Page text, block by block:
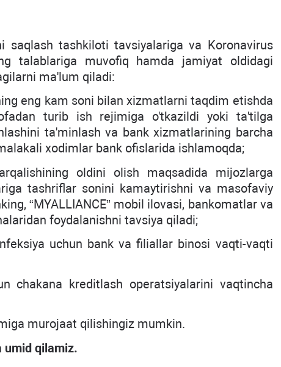
saqlash tashkiloti tavsiyalariga va Koronavirus
talablariga muvofiq hamda jamiyat oldidagi
ma'lum qiladi:
eng kam soni bilan xizmatlarni taqdim etishda
turib ish rejimiga o'tkazildi yoki ta'tilga
ta'minlash va bank xizmatlarining barcha
xodimlar bank ofislarida ishlamoqda;
oldini olish maqsadida mijozlarga
tashriflar sonini kamaytirishni va masofaviy
“MYALLIANCE” mobil ilovasi, bankomatlar va
foydalanishni tavsiya qiladi;
uchun bank va filiallar binosi vaqti-vaqti
chakana kreditlash operatsiyalarini vaqtincha
murojaat qilishingiz mumkin.
umid qilamiz.